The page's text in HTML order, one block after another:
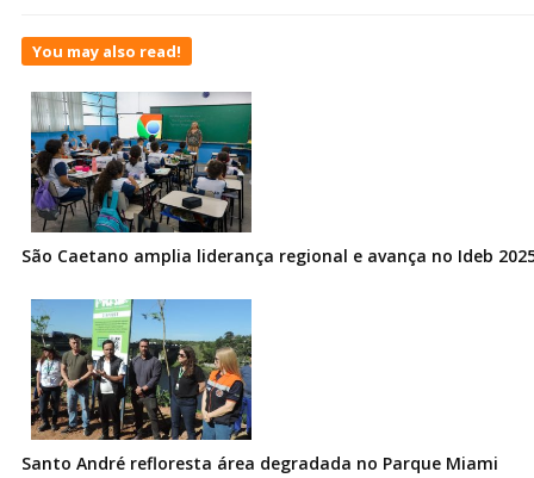
You may also read!
São Caetano amplia liderança regional e avança no Ideb
Santo André refloresta área degradada no Parque Miami